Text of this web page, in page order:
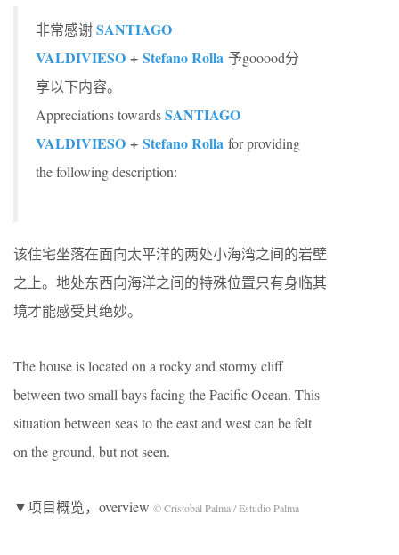
非常感谢SANTIAGO
VALDIVIESO + Stefano Rolla 予gooood分
享以下内容。
Appreciations towardsSANTIAGO
VALDIVIESO + Stefano Rolla for providing
the following description:
该住宅坐落在面向太平洋的两处小海湾之间的岩壁
之上。地处东西向海洋之间的特殊位置只有身临其
境才能感受其绝妙。
The house is located on a rocky and stormy cliff
between two small bays facing the Pacific Ocean. This
situation between seas to the east and west can be felt
on the ground, but not seen.
▼项目概览，overview © Cristobal Palma / Estudio Palma